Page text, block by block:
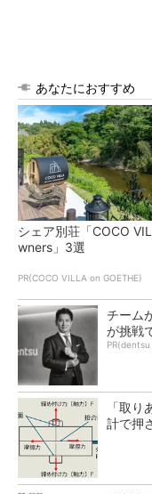
あなたにおすすめ
シェア別荘「COCO
wners」3選
PR(COCO VILLA on GOETHE)
チーム
が挑戦
「取
計で押